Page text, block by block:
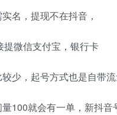
名，提现不在抖音，
提微信支付宝，银行卡
少，起号方式也是自带
100就会有一单，新抖